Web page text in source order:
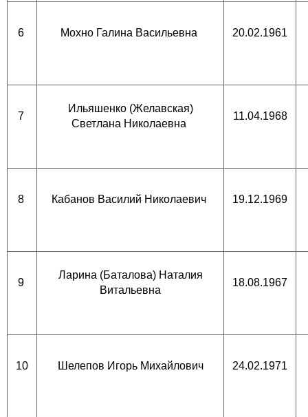
6 Мохно Галина Васильевна 20.02.1961
7
Ильяшенко (Желавская)
Светлана Николаевна
11.04.1968
8 Кабанов Василий Николаевич 19.12.1969
9
Ларина (Баталова) Наталия
Витальевна
18.08.1967
10 Шелепов Игорь Михайлович 24.02.1971